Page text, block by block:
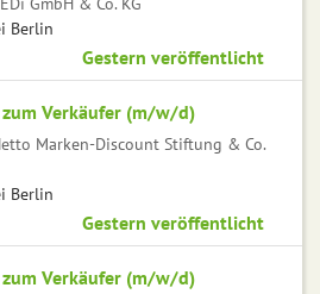
Berlin
Gestern veröffentlicht
Verkäufer (m/w/d)
Marken-Discount Stiftung & Co.
Berlin
Gestern veröffentlicht
Verkäufer (m/w/d)